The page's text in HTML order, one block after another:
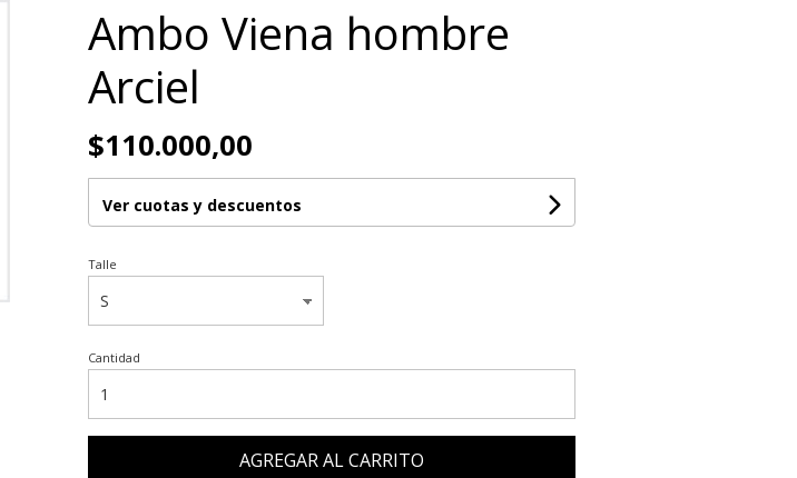
Ambo Viena hombre
Arciel
$110.000,00
Ver cuotas y descuentos
Talle
Cantidad
AGREGAR AL CARRITO